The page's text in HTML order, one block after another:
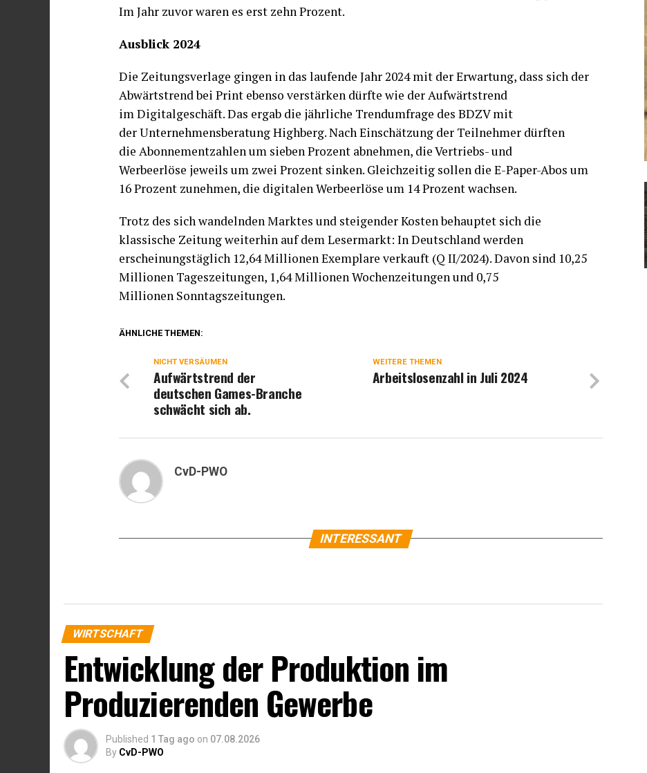
Im Jahr zuvor waren es erst zehn Prozent.
Ausblick 2024
Die Zeitungsverlage gingen in das laufende Jahr 2024 mit der Erwartung, dass sich der
Abwärtstrend bei Print ebenso verstärken dürfte wie der Aufwärtstrend
im Digitalgeschäft. Das ergab die jährliche Trendumfrage des BDZV mit
der Unternehmensberatung Highberg. Nach Einschätzung der Teilnehmer dürften
die Abonnementzahlen um sieben Prozent abnehmen, die Vertriebs- und
Werbeerlöse jeweils um zwei Prozent sinken. Gleichzeitig sollen die E-Paper-Abos um
16 Prozent zunehmen, die digitalen Werbeerlöse um 14 Prozent wachsen.
Trotz des sich wandelnden Marktes und steigender Kosten behauptet sich die
klassische Zeitung weiterhin auf dem Lesermarkt: In Deutschland werden
erscheinungstäglich 12,64 Millionen Exemplare verkauft (Q II/2024). Davon sind 10,25
Millionen Tageszeitungen, 1,64 Millionen Wochenzeitungen und 0,75
Millionen Sonntagszeitungen.
ÄHNLICHE THEMEN:
WEITERE THEMEN
Arbeitslosenzahl in Juli 2024
NICHT VERSÄUMEN
Aufwärtstrend der
deutschen Games-Branche
schwächt sich ab.
CvD-PWO
INTERESSANT
WIRTSCHAFT
Entwicklung der Produktion im
Produzierenden Gewerbe
Published 1 Tag ago on 07.08.2026
By CvD-PWO